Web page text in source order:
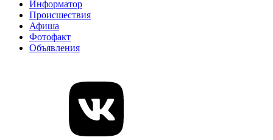
Информатор
Происшествия
Афиша
Фотофакт
Объявления